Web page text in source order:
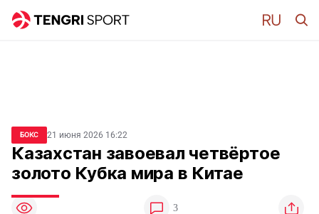
БОКС 21 июня 2026 16:22
Казахстан завоевал четвёртое
золото Кубка мира в Китае
3